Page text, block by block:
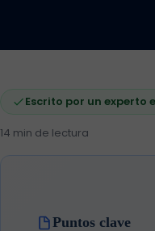
Escrito por un experto
14 min de lectura
Puntos clave